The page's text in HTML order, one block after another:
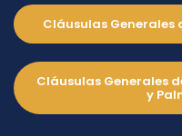
Cláusulas Generales
Cláusulas Generales
y
Manzana